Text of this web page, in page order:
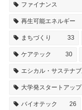
ファイナンス
再生可能エネルギー
まちづくり 33
ケアテック 30
エシカル・サステナ
大学発スタートアップ
バイオテック 26